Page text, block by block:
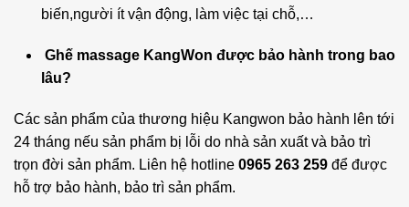
biến,người ít vận động, làm việc tại chỗ,…
Ghế massage KangWon được bảo hành trong bao
lâu?
Các sản phẩm của thương hiệu Kangwon bảo hành lên tới
24 tháng nếu sản phẩm bị lỗi do nhà sản xuất và bảo trì
trọn đời sản phẩm. Liên hệ hotline 0965 263 259 để được
hỗ trợ bảo hành, bảo trì sản phẩm.